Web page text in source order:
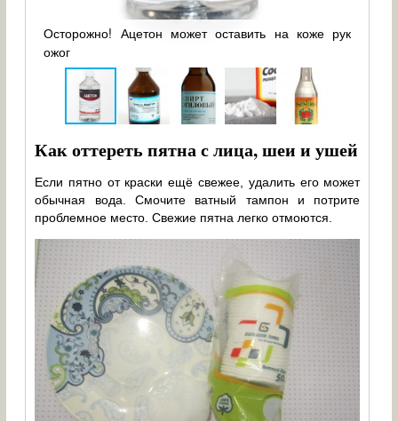
Осторожно! Ацетон может оставить на коже рук
ожог
Как оттереть пятна с лица, шеи и ушей
Если пятно от краски ещё свежее, удалить его может
обычная вода. Смочите ватный тампон и потрите
проблемное место. Свежие пятна легко отмоются.